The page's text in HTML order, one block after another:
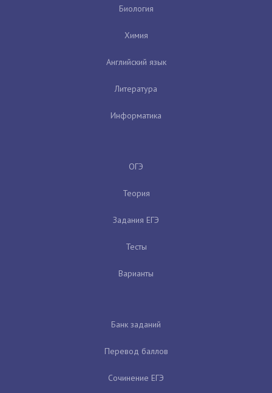
Биология
Химия
Английский язык
Литература
Информатика
ОГЭ
Теория
Задания ЕГЭ
Тесты
Варианты
Банк заданий
Перевод баллов
Сочинение ЕГЭ